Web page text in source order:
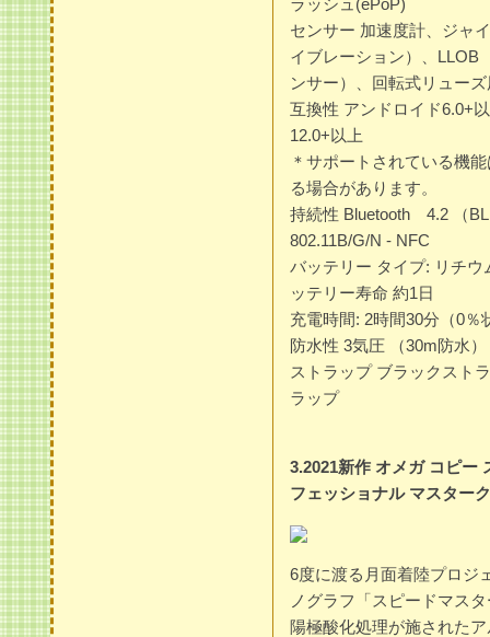
ラッシュ(ePoP)
センサー 加速度計、ジャ
イブレーション）、LLOB
ンサー）、回転式リュー
互換性 アンドロイド6.0+
12.0+以上
＊サポートされている機
る場合があります。
持続性 Bluetooth 4.2 （
802.11B/G/N - NFC
バッテリー タイプ: リチ
ッテリー寿命 約1日
充電時間: 2時間30分（0
防水性 3気圧 （30m防水）
ストラップ ブラックスト
ラップ
3.2021新作 オメガ コピー
フェッショナル マスター
6度に渡る月面着陸プロジ
ノグラフ「スピードマス
陽極酸化処理が施された